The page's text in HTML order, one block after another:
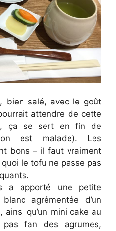
bien salé, avec le goût
attendre de cette
ça se sert en fin de
est malade). Les
bons – il faut vraiment
le tofu ne passe pas
a apporté une petite
agrémentée d’un
qu’un mini cake au
fan des agrumes,